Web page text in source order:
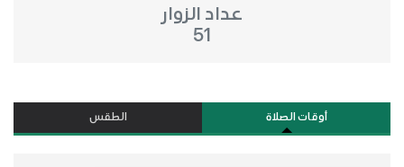
عداد الزوار
51
أوقات الصلاة الطقس